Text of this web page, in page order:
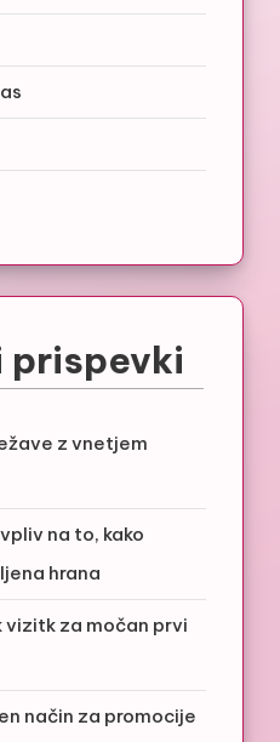
prispevki
z vnetjem
na to, kako
hrana
za močan prvi
način za promocije